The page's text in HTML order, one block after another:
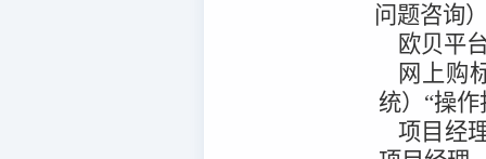
问题咨询
欧贝平
网上购
统）“操作
项目经